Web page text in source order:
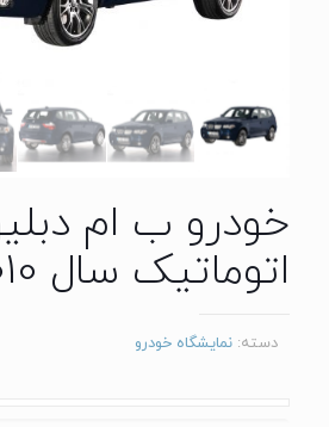
اتوماتیک سال 2010
دسته: نمایشگاه خودرو